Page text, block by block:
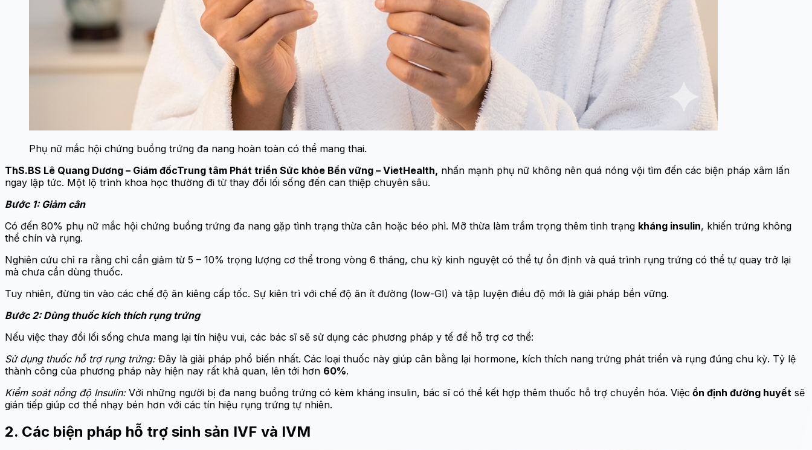
Phụ nữ mắc hội chứng buồng trứng đa nang hoàn toàn có thể mang thai.
ThS.BS Lê Quang Dương – Giám đốcTrung tâm Phát triển Sức khỏe Bền vững – VietHealth, nhấn mạnh phụ nữ không nên quá nóng vội tìm đến các biện pháp xâm lấn
ngay lập tức. Một lộ trình khoa học thường đi từ thay đổi lối sống đến can thiệp chuyên sâu.
Bước 1: Giảm cân
Có đến 80% phụ nữ mắc hội chứng buồng trứng đa nang gặp tình trạng thừa cân hoặc béo phì. Mỡ thừa làm trầm trọng thêm tình trạng kháng insulin, khiến trứng không
thể chín và rụng.
Nghiên cứu chỉ ra rằng chỉ cần giảm từ 5 – 10% trọng lượng cơ thể trong vòng 6 tháng, chu kỳ kinh nguyệt có thể tự ổn định và quá trình rụng trứng có thể tự quay trở lại
mà chưa cần dùng thuốc.
Tuy nhiên, đừng tin vào các chế độ ăn kiêng cấp tốc. Sự kiên trì với chế độ ăn ít đường (low-GI) và tập luyện điều độ mới là giải pháp bền vững.
Bước 2: Dùng thuốc kích thích rụng trứng
Nếu việc thay đổi lối sống chưa mang lại tín hiệu vui, các bác sĩ sẽ sử dụng các phương pháp y tế để hỗ trợ cơ thể:
Sử dụng thuốc hỗ trợ rụng trứng: Đây là giải pháp phổ biến nhất. Các loại thuốc này giúp cân bằng lại hormone, kích thích nang trứng phát triển và rụng đúng chu kỳ. Tỷ lệ
thành công của phương pháp này hiện nay rất khả quan, lên tới hơn 60%.
Kiểm soát nồng độ Insulin: Với những người bị đa nang buồng trứng có kèm kháng insulin, bác sĩ có thể kết hợp thêm thuốc hỗ trợ chuyển hóa. Việc ổn định đường huyết sẽ
gián tiếp giúp cơ thể nhạy bén hơn với các tín hiệu rụng trứng tự nhiên.
2. Các biện pháp hỗ trợ sinh sản IVF và IVM